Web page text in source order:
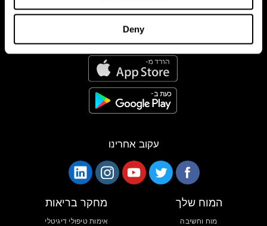
Deny
אפליקציית קוגניפיט
עקוב אחרינו
המוח שלך
מוח וחשיבה
מחקר בריאות
אימות טיפולי דיגיטלי